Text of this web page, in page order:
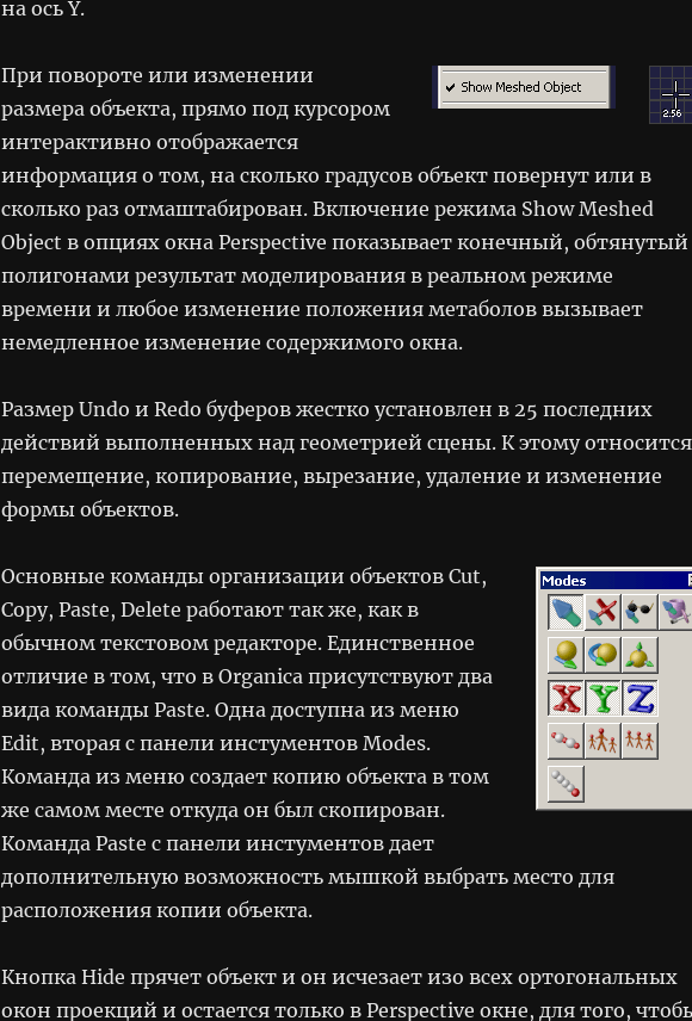
на ось Y.
При повороте или изменении
размера объекта, прямо под курсором
интерактивно отображается
информация о том, на сколько градусов объект повернут или в
сколько раз отмаштабирован. Включение режима Show Meshed
Object в опциях окна Perspective показывает конечный, обтянутый
полигонами результат моделирования в реальном режиме
времени и любое изменение положения метаболов вызывает
немедленное изменение содержимого окна.
Размер Undo и Redo буферов жестко установлен в 25 последних
действий выполненных над геометрией сцены. К этому относится
перемещение, копирование, вырезание, удаление и изменение
формы объектов.
Основные команды организации объектов Cut,
Copy, Paste, Delete работают так же, как в
обычном текстовом редакторе. Единственное
отличие в том, что в Organica присутствуют два
вида команды Paste. Одна доступна из меню
Edit, вторая с панели инстументов Modes.
Команда из меню создает копию объекта в том
же самом месте откуда он был скопирован.
Команда Paste с панели инстументов дает
дополнительную возможность мышкой выбрать место для
расположения копии объекта.
Кнопка Hide прячет объект и он исчезает изо всех ортогональных
окон проекций и остается только в Perspective окне, для того,